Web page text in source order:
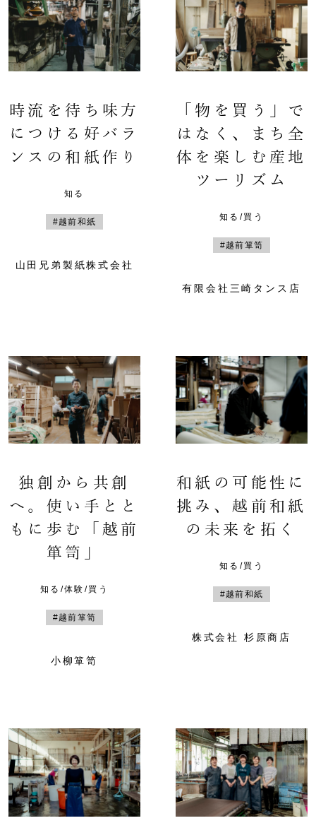
時流を待ち味方
につける好バラ
ンスの和紙作り
知る
#越前和紙
山田兄弟製紙株式会社
「物を買う」で
はなく、まち全
体を楽しむ産地
ツーリズム
知る/買う
#越前箪笥
有限会社三崎タンス店
独創から共創
へ。使い手とと
もに歩む「越前
箪笥」
知る/体験/買う
#越前箪笥
小柳箪笥
和紙の可能性に
挑み、越前和紙
の未来を拓く
知る/買う
#越前和紙
株式会社 杉原商店